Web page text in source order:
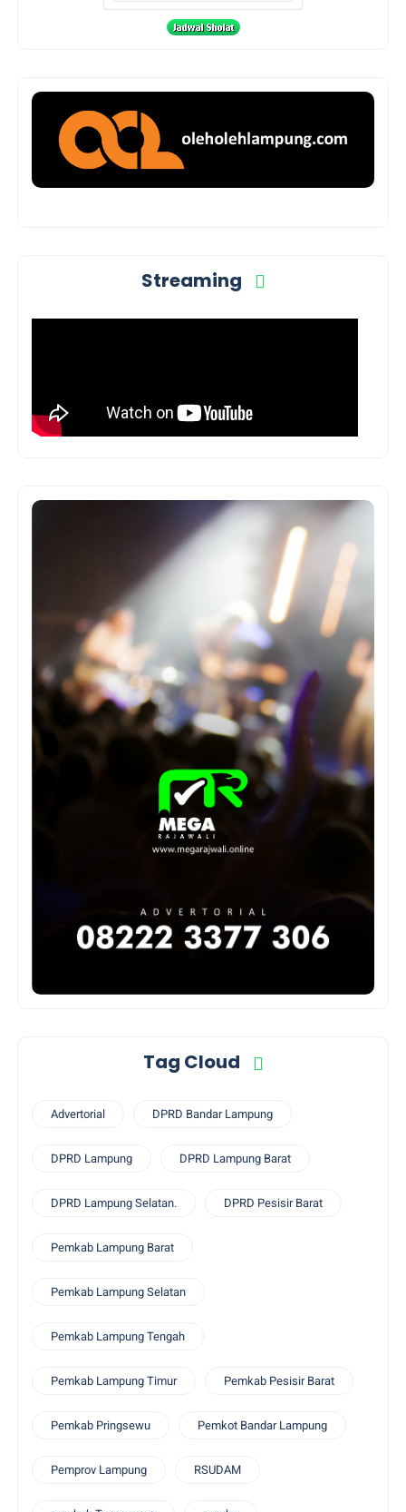
Streaming
Tag Cloud
Advertorial DPRD Bandar Lampung
DPRD Lampung DPRD Lampung Barat
DPRD Lampung Selatan. DPRD Pesisir Barat
Pemkab Lampung Barat
Pemkab Lampung Selatan
Pemkab Lampung Tengah
Pemkab Lampung Timur Pemkab Pesisir Barat
Pemkab Pringsewu Pemkot Bandar Lampung
Pemprov Lampung RSUDAM